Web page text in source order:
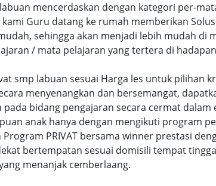
mencerdaskan dengan kategori per-
Guru datang ke rumah memberikan
sehingga akan menjadi lebih mudah
/ mata pelajaran yang tertera di
smp labuan sesuai Harga les untuk
menyenangkan dan bersemangat,
bidang pengajaran secara cermat
anak hanya dengan mengikuti program
PRIVAT bersama winner prestasi
bertempatan sesuai domisili tempat
menanjak cemberlaang.